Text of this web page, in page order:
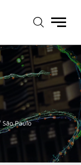
Main
São Paulo